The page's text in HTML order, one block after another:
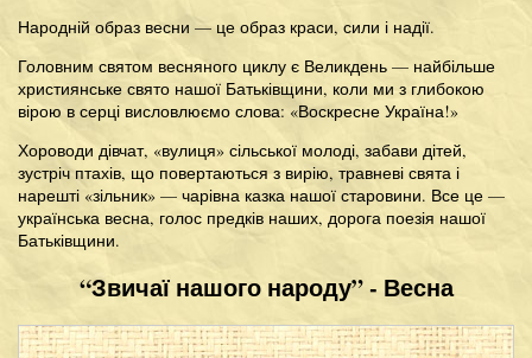
Народній образ весни — це образ краси, сили і надії.
Головним святом весняного циклу є Великдень — найбільше
християнське свято нашої Батьківщини, коли ми з глибокою
вірою в серці висловлюємо слова: «Воскресне Україна!»
Хороводи дівчат, «вулиця» сільської молоді, забави дітей,
зустріч птахів, що повертаються з вирію, травневі свята і
нарешті «зільник» — чарівна казка нашої старовини. Все це —
українська весна, голос предків наших, дорога поезія нашої
Батьківщини.
“Звичаї нашого народу” - Весна